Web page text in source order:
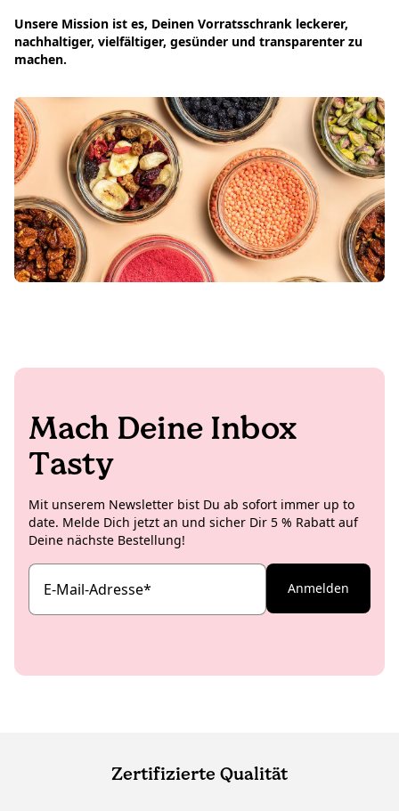
Unsere Mission ist es, Deinen Vorratsschrank leckerer,
nachhaltiger, vielfältiger, gesünder und transparenter zu
machen.
Mach Deine Inbox
Tasty
Mit unserem Newsletter bist Du ab sofort immer up to
date. Melde Dich jetzt an und sicher Dir 5 % Rabatt auf
Deine nächste Bestellung!
E-Mail-Adresse* Anmelden
Zertifizierte Qualität